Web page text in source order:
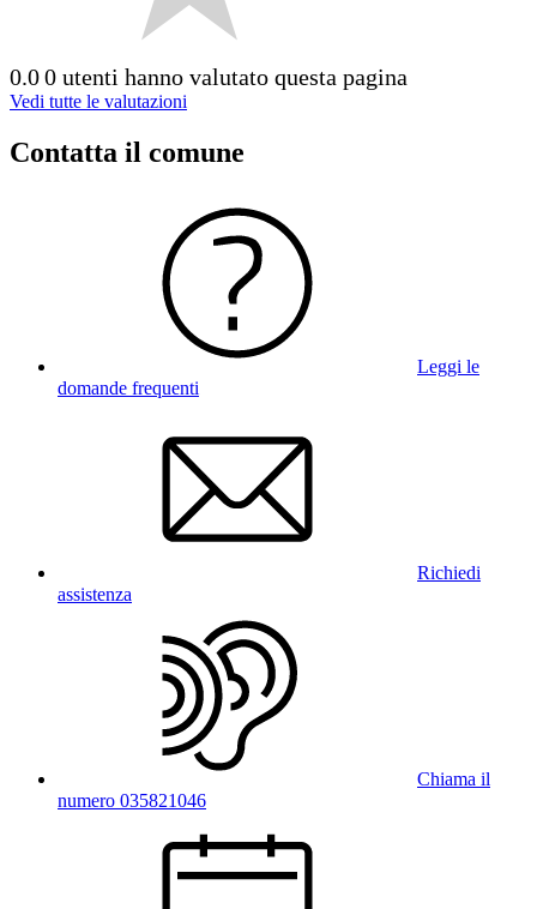
0.00 utenti hanno valutato questa pagina
Vedi tutte le valutazioni
Contatta il comune
Leggi le
domande frequenti
Richiedi
assistenza
Chiama il
numero 035821046